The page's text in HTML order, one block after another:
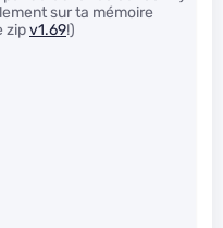
sur ta mémoire
zipv1.69!)